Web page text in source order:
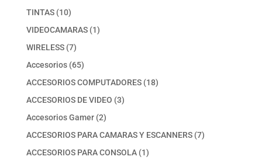
TINTAS 1010
productos
VIDEOCAMARAS 11
WIRELESS 77
productos
Accesorios 6565
productos
ACCESORIOS COMPUTADORES 1818
ACCESORIOS DE VIDEO 33
Accesorios Gamer 22
productos
ACCESORIOS PARA CAMARAS Y ESCANNERS 77
ACCESORIOS PARA CONSOLA 11